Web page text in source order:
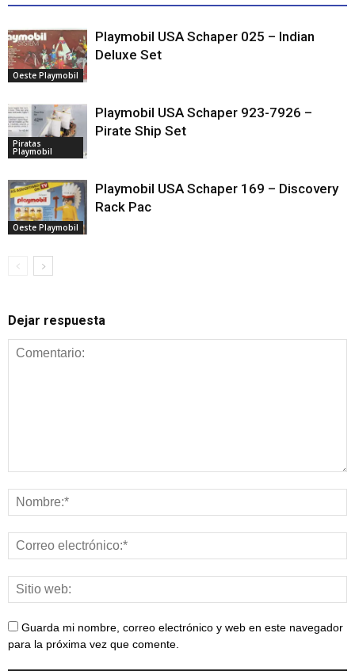
Oeste Playmobil
Playmobil USA Schaper 025 – Indian
Deluxe Set
Piratas
Playmobil
Playmobil USA Schaper 923-7926 –
Pirate Ship Set
Oeste Playmobil
Playmobil USA Schaper 169 – Discovery
Rack Pac
Dejar respuesta
Guarda mi nombre, correo electrónico y web en este navegador
para la próxima vez que comente.